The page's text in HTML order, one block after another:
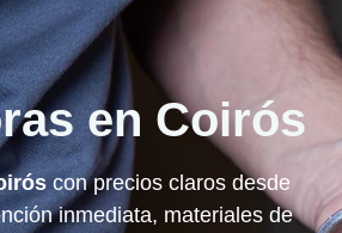
en Coirós
con precios claros desde
inmediata, materiales de